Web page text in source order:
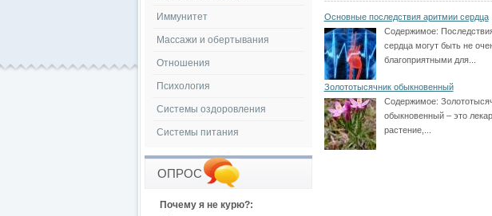
Основные последствия аритмии сердца
Содержимое:
сердца могут быть не
благоприятными для...
Золототысячник обыкновенный
Содержимое:
обыкновенный – это
растение,...
Иммунитет
Массажи и обертывания
Отношения
Психология
Системы оздоровления
Системы питания
ОПРОС
Почему я не курю?: